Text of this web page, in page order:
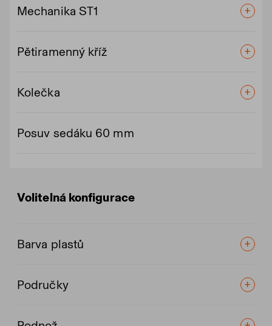
Mechanika ST1
Pětiramenný kříž
Kolečka
Posuv sedáku 60 mm
Volitelná konfigurace
Barva plastů
Područky